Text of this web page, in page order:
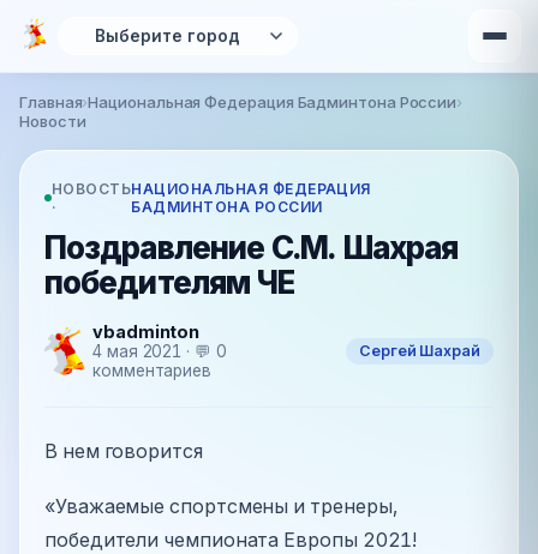
Перейти к основному содержанию
Вы здесь
Главная›Национальная Федерация Бадминтона России›
Новости
НОВОСТЬ
·
НАЦИОНАЛЬНАЯ ФЕДЕРАЦИЯ
БАДМИНТОНА РОССИИ
Поздравление С.М. Шахрая
победителям ЧЕ
vbadminton
4 мая 2021 · 💬 0
комментариев
Сергей Шахрай
В нем говорится
«Уважаемые спортсмены и тренеры,
победители чемпионата Европы 2021!